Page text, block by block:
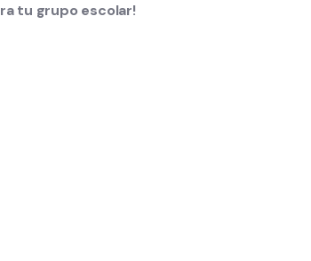
tu grupo escolar!